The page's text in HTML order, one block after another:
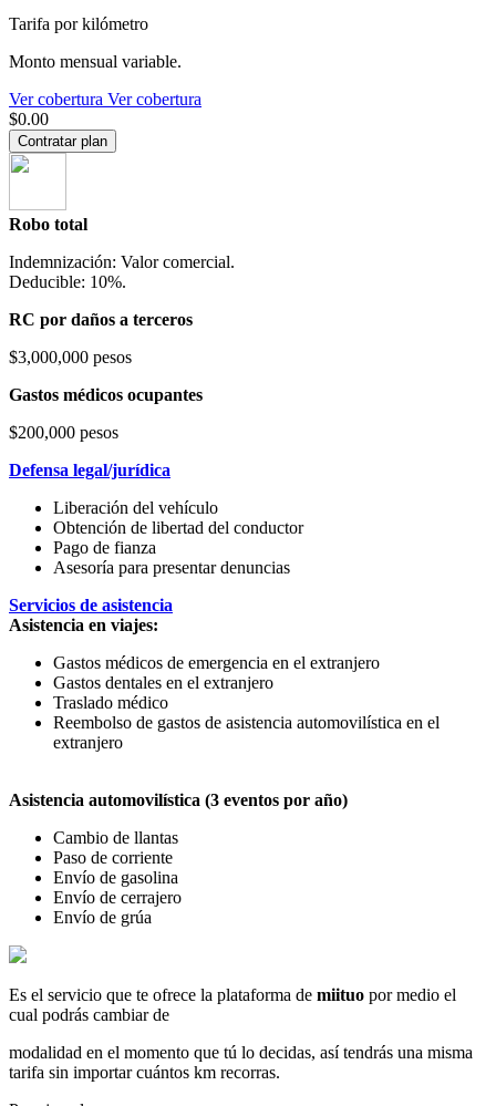
Tarifa por kilómetro
Monto mensual variable.
Ver cobertura Ver cobertura
$0.00
Contratar plan
Robo total
Indemnización: Valor comercial.
Deducible: 10%.
RC por daños a terceros
$3,000,000 pesos
Gastos médicos ocupantes
$200,000 pesos
Defensa legal/jurídica
Liberación del vehículo
Obtención de libertad del conductor
Pago de fianza
Asesoría para presentar denuncias
Servicios de asistencia
Asistencia en viajes:
Gastos médicos de emergencia en el extranjero
Gastos dentales en el extranjero
Traslado médico
Reembolso de gastos de asistencia automovilística en el
extranjero
Asistencia automovilística (3 eventos por año)
Cambio de llantas
Paso de corriente
Envío de gasolina
Envío de cerrajero
Envío de grúa
Es el servicio que te ofrece la plataforma de miituo por medio el
cual podrás cambiar de
modalidad en el momento que tú lo decidas, así tendrás una misma
tarifa sin importar cuántos km recorras.